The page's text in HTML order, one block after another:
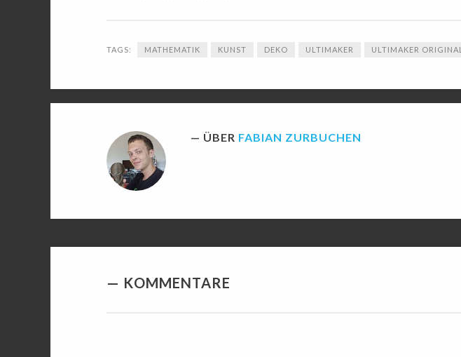
TAGS: MATHEMATIK KUNST DEKO ULTIMAKER ULTIMAKER ORIGINAL
ÜBER FABIAN ZURBUCHEN
KOMMENTARE